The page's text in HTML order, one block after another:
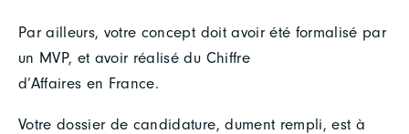
Par ailleurs, votre concept doit avoir été formalisé par
un MVP, et avoir réalisé du Chiffre
d’Affaires en France.
Votre dossier de candidature, dument rempli, est à